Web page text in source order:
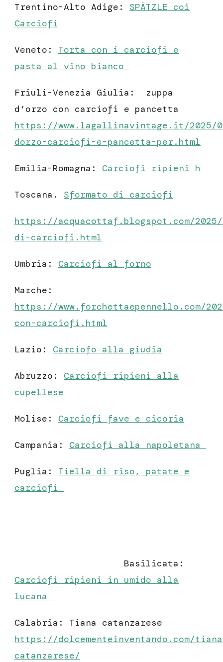
Trentino-Alto Adige: SPÄTZLE coi
Carciofi
Veneto: Torta con i carciofi e
pasta al vino bianco
Friuli-Venezia Giulia: zuppa
d’orzo con carciofi e pancetta
https://www.lagallinavintage.it/2025/
dorzo-carciofi-e-pancetta-per.html
Emilia-Romagna: Carciofi ripieni h
Toscana. Sformato di carciofi
https://acquacottaf.blogspot.com/
di-carciofi.html
Umbria: Carciofi al forno
Marche:
https://www.forchettaepennello.com/
con-carciofi.html
Lazio: Carciofo alla giudia
Abruzzo: Carciofi ripieni alla
cupellese
Molise: Carciofi fave e cicoria
Campania: Carciofi alla napoletana
Puglia: Tiella di riso, patate e
carciofi
Basilicata:
Carciofi ripieni in umido alla
lucana
Calabria: Tiana catanzarese
https://dolcementeinventando.com/
catanzarese/